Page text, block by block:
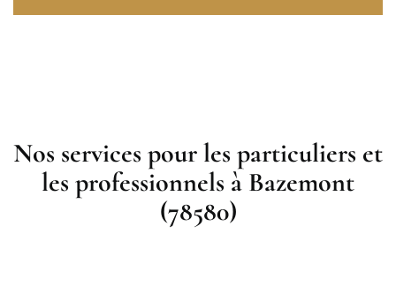
Nos services pour les particuliers et
les professionnels à Bazemont
(78580)